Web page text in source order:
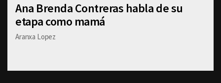
Ana Brenda Contreras habla de su
etapa como mamá
Aranxa Lopez